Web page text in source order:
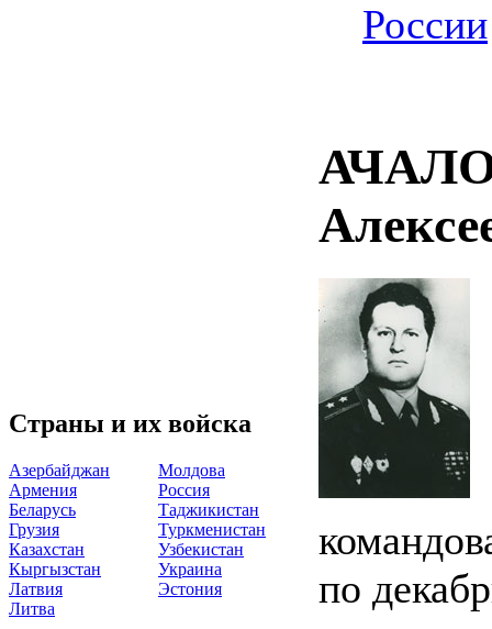
Страны и их войска
Азербайджан
Армения
Беларусь
Грузия
Казахстан
Кыргызстан
Латвия
Литва
Молдова
Россия
Таджикистан
Туркменистан
Узбекистан
Украина
Эстония
России
по